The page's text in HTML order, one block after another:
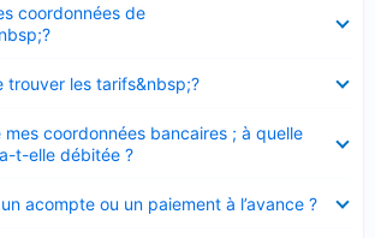
coordonnées de
trouver les tarifs&nbsp;?
mes coordonnées bancaires ; à quelle
t-elle débitée ?
acompte ou un paiement à l’avance ?